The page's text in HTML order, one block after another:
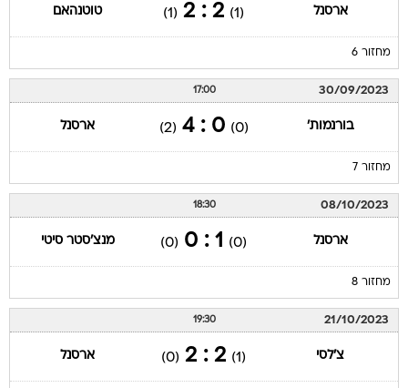
ארסנל (1)
2 : 2
(1) טוטנהאם
מחזור 6
30/09/2023
17:00
בורנמות' (0)
0 : 4
(2) ארסנל
מחזור 7
08/10/2023
18:30
ארסנל (0)
1 : 0
(0) מנצ'סטר סיטי
מחזור 8
21/10/2023
19:30
צ'לסי (1)
2 : 2
(0) ארסנל